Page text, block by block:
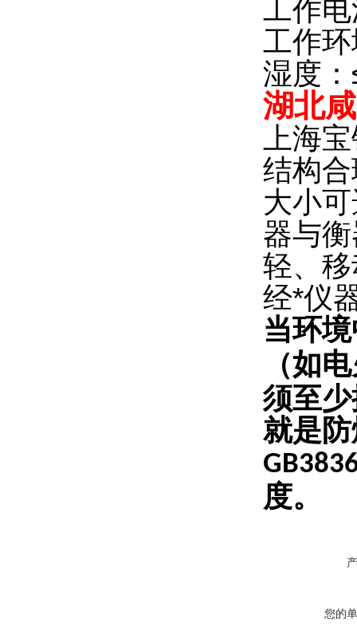
工作
工作
湿度
湖北
上海
结构
大小
器与
轻、
经*仪
当环
（如
须至
就是
度。
您的